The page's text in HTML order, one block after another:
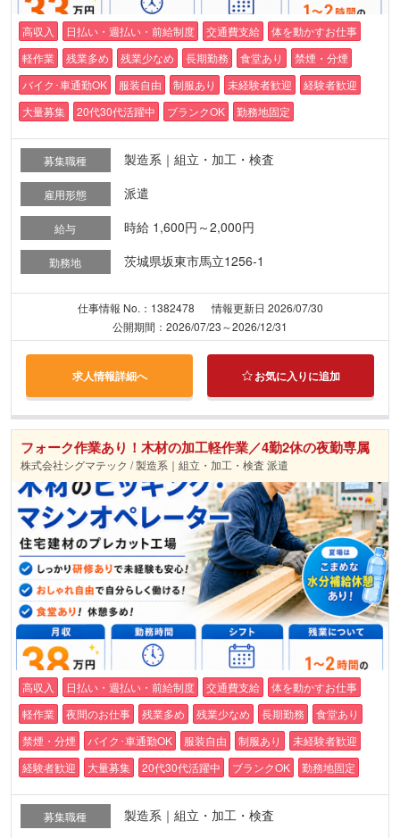
高収入 日払い・週払い・前給制度 交通費支給
体を動かすお仕事
軽作業
残業多め 残業少なめ 長期勤務 食堂あり
禁煙・分煙
バイク･車通勤OK
服装自由 制服あり 未経験者歓迎
経験者歓迎
大量募集
20代30代活躍中 ブランクOK 勤務地固定
募集職種 製造系｜組立・加工・検査
雇用形態 派遣
給与 時給 1,600円～2,000円
勤務地 茨城県坂東市馬立1256-1
仕事情報 No.：1382478
情報更新日 2026/07/30
公開期間：2026/07/23～2026/12/31
求人情報詳細へ お気に入りに追加
フォーク作業あり！木材の加工軽作業／4勤2休の夜勤専属
株式会社シグマテック / 製造系｜組立・加工・検査 派遣
高収入 日払い・週払い・前給制度 交通費支給
体を動かすお仕事
軽作業
夜間のお仕事 残業多め 残業少なめ 長期勤務
食堂あり
禁煙・分煙
バイク･車通勤OK 服装自由 制服あり
未経験者歓迎
経験者歓迎
大量募集 20代30代活躍中 ブランクOK 勤務地固定
募集職種 製造系｜組立・加工・検査